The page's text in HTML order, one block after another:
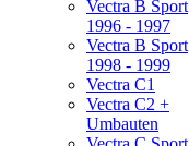
Vectra B Sport
1996 - 1997
Vectra B Sport
1998 - 1999
Vectra C1
Vectra C2 +
Umbauten